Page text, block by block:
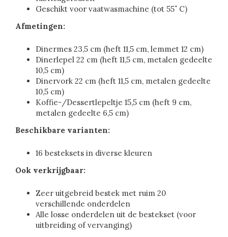
Geschikt voor vaatwasmachine (tot 55˚ C)
Afmetingen:
Dinermes 23,5 cm (heft 11,5 cm, lemmet 12 cm)
Dinerlepel 22 cm (heft 11,5 cm, metalen gedeelte
10,5 cm)
Dinervork 22 cm (heft 11,5 cm, metalen gedeelte
10,5 cm)
Koffie-/Dessertlepeltje 15,5 cm (heft 9 cm,
metalen gedeelte 6,5 cm)
Beschikbare varianten:
16 besteksets in diverse kleuren
Ook verkrijgbaar:
Zeer uitgebreid bestek met ruim 20
verschillende onderdelen
Alle losse onderdelen uit de bestekset (voor
uitbreiding of vervanging)